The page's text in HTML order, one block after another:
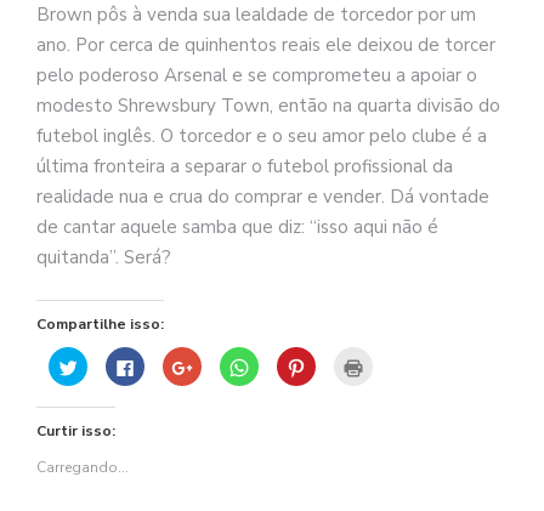
Brown pôs à venda sua lealdade de torcedor por um
ano. Por cerca de quinhentos reais ele deixou de torcer
pelo poderoso Arsenal e se comprometeu a apoiar o
modesto Shrewsbury Town, então na quarta divisão do
futebol inglês. O torcedor e o seu amor pelo clube é a
última fronteira a separar o futebol profissional da
realidade nua e crua do comprar e vender. Dá vontade
de cantar aquele samba que diz: “isso aqui não é
quitanda”. Será?
Compartilhe isso:
Clique
para
compartilhar
no
em
janela)
Clique
para
compartilhar
Compartilhe
no
Google+
Clique
para
compartilhar
Clique
para
Curtir isso:
Carregando...